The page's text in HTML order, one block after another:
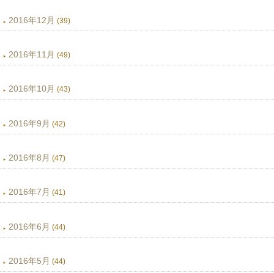
2016年12月 (39)
2016年11月 (49)
2016年10月 (43)
2016年9月 (42)
2016年8月 (47)
2016年7月 (41)
2016年6月 (44)
2016年5月 (44)